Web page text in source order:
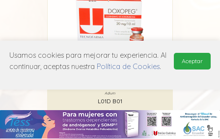
Adium
L01D B01
Usamos cookies para mejorar tu experiencia. Al
continuar, aceptas nuestra Política de Cookies.
Aceptar